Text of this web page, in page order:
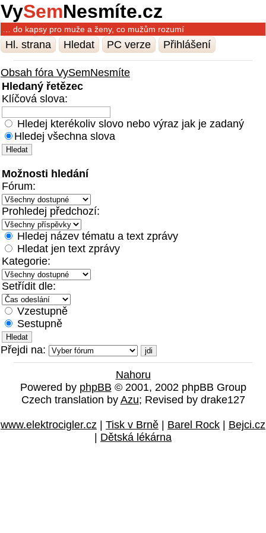
VySemNesmíte.cz
… do kapsy pro muže a ženy, co mužům rozumí
Hl. strana Hledat PC verze Přihlášení
Obsah fóra VySemNesmíte
Hledaný řetězec
Klíčová slova:
Hledej kterékoliv slovo nebo výraz jak je zadaný
Hledej všechna slova
Možnosti hledání
Fórum:
Prohledej předchozí:
Hledej název tématu a text zprávy
Hledat jen text zprávy
Kategorie:
Setřídit dle:
Vzestupně
Sestupně
Přejdi na:
Nahoru
Powered by phpBB © 2001, 2002 phpBB Group
Czech translation by Azu; Revised by drake127
www.elektrocigler.cz Tisk v Brně Barel Rock
Bejci.cz
Dětská lékárna